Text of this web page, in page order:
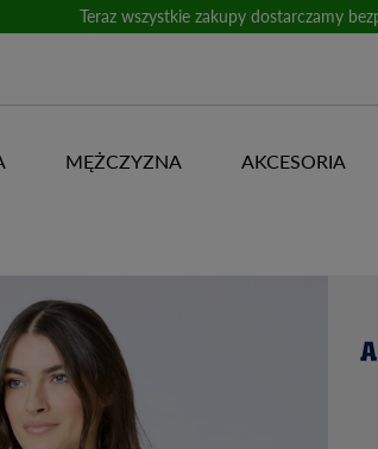
Teraz wszystkie zakupy dostarczamy
MĘŻCZYZNA AKCESORIA